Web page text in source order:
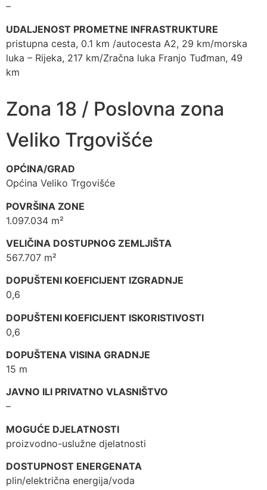
–
UDALJENOST PROMETNE INFRASTRUKTURE
pristupna cesta, 0.1 km /autocesta A2, 29 km/morska
luka – Rijeka, 217 km/Zračna luka Franjo Tuđman, 49
km
Zona 18 / Poslovna zona
Veliko Trgovišće
OPĆINA/GRAD
Općina Veliko Trgovišće
POVRŠINA ZONE
1.097.034 m²
VELIČINA DOSTUPNOG ZEMLJIŠTA
567.707 m²
DOPUŠTENI KOEFICIJENT IZGRADNJE
0,6
DOPUŠTENI KOEFICIJENT ISKORISTIVOSTI
0,6
DOPUŠTENA VISINA GRADNJE
15 m
JAVNO ILI PRIVATNO VLASNIŠTVO
–
MOGUĆE DJELATNOSTI
proizvodno-uslužne djelatnosti
DOSTUPNOST ENERGENATA
plin/električna energija/voda